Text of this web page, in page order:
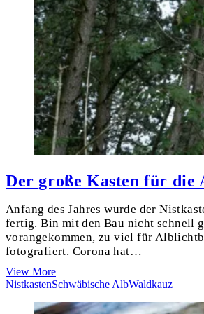
Der große Kasten für die
Anfang des Jahres wurde der
fertig. Bin mit den Bau nicht schnell
vorangekommen, zu viel für
fotografiert. Corona hat…
View MoreDer
große
für
NistkastenSchwäbische AlbWaldkauz